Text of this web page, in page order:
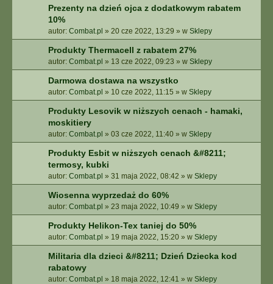
Prezenty na dzień ojca z dodatkowym rabatem
10%
autor: Combat.pl » 20 cze 2022, 13:29 » w Sklepy
Produkty Thermacell z rabatem 27%
autor: Combat.pl » 13 cze 2022, 09:23 » w Sklepy
Darmowa dostawa na wszystko
autor: Combat.pl » 10 cze 2022, 11:15 » w Sklepy
Produkty Lesovik w niższych cenach - hamaki,
moskitiery
autor: Combat.pl » 03 cze 2022, 11:40 » w Sklepy
Produkty Esbit w niższych cenach &#8211;
termosy, kubki
autor: Combat.pl » 31 maja 2022, 08:42 » w Sklepy
Wiosenna wyprzedaż do 60%
autor: Combat.pl » 23 maja 2022, 10:49 » w Sklepy
Produkty Helikon-Tex taniej do 50%
autor: Combat.pl » 19 maja 2022, 15:20 » w Sklepy
Militaria dla dzieci &#8211; Dzień Dziecka kod
rabatowy
autor: Combat.pl » 18 maja 2022, 12:41 » w Sklepy